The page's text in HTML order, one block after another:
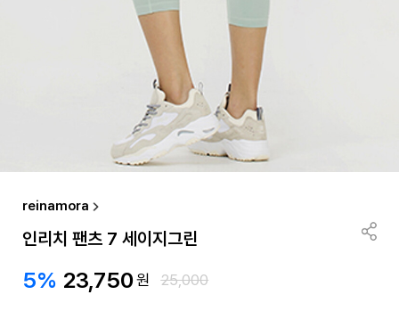
reinamora
인리치 팬츠 7 세이지그린
5% 23,750원 25,000